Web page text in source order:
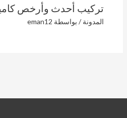
تركيب أحدث وأرخص
المدونة / بواسطة eman12